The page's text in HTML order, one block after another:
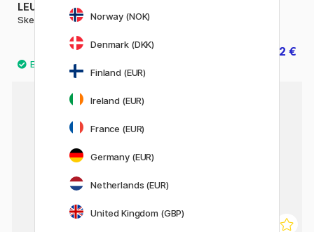
LEUCHTTURM1917
Sketchbook A4+
27.92 €
34.90 € 25.52 €
Norway (NOK)
Denmark (DKK)
Finland (EUR)
Ireland (EUR)
France (EUR)
Germany (EUR)
Netherlands (EUR)
United Kingdom (GBP)